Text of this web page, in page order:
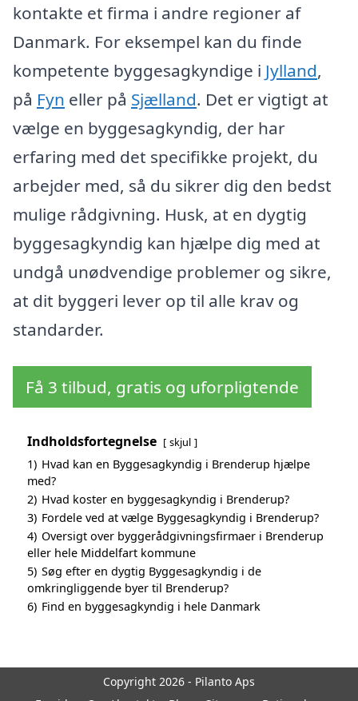
kontakte et firma i andre regioner af
Danmark. For eksempel kan du finde
kompetente byggesagkyndige i Jylland,
på Fyn eller på Sjælland. Det er vigtigt at
vælge en byggesagkyndig, der har
erfaring med det specifikke projekt, du
arbejder med, så du sikrer dig den bedst
mulige rådgivning. Husk, at en dygtig
byggesagkyndig kan hjælpe dig med at
undgå unødvendige problemer og sikre,
at dit byggeri lever op til alle krav og
standarder.
Få 3 tilbud, gratis og uforpligtende
Indholdsfortegnelse skjul
1) Hvad kan en Byggesagkyndig i Brenderup hjælpe
med?
2) Hvad koster en byggesagkyndig i Brenderup?
3) Fordele ved at vælge Byggesagkyndig i Brenderup?
4) Oversigt over byggerådgivningsfirmaer i Brenderup
eller hele Middelfart kommune
5) Søg efter en dygtig Byggesagkyndig i de
omkringliggende byer til Brenderup?
6) Find en byggesagkyndig i hele Danmark
Copyright 2026 - Pilanto Aps